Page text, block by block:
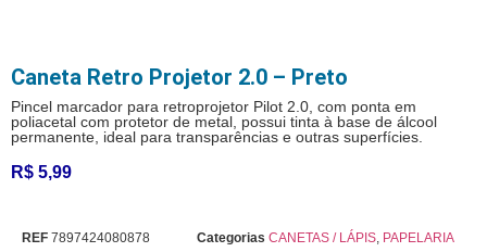
Caneta Retro Projetor 2.0 – Preto
Pincel marcador para retroprojetor Pilot 2.0, com ponta em
poliacetal com protetor de metal, possui tinta à base de álcool
permanente, ideal para transparências e outras superfícies.
R$ 5,99
REF 7897424080878 Categorias CANETAS / LÁPIS PAPELARIA